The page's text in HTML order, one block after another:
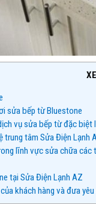
sửa bếp từ Bluestone
vụ sửa bếp từ đặc
trung tâm Sửa Điện
lĩnh vực sửa chữa
tại Sửa Điện Lạnh AZ
khách hàng và đưa